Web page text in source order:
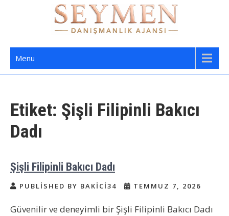
Seymen Danışmanlık | Yatılı Bakıcı,
Dadı,
Menu
Etiket: Şişli Filipinli Bakıcı
Dadı
Şişli Filipinli Bakıcı Dadı
PUBLISHED BY BAKICI34 TEMMUZ 7, 2026
Güvenilir ve deneyimli bir Şişli Filipinli Bakıcı Dadı